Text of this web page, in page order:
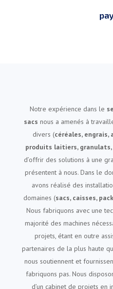
Notre expérience dans le
sacs nous a amenés à
divers (céréales,
produits laitiers,
d’offrir des solutions à une
présentent à nous. Dans le
avons réalisé des
domaines (sacs, caisses,
Nous fabriquons avec une
majorité des machines
projets, étant en outre
partenaires de la plus haute
nous soutiennent et
fabriquons pas. Nous
d’un cabinet de projets en